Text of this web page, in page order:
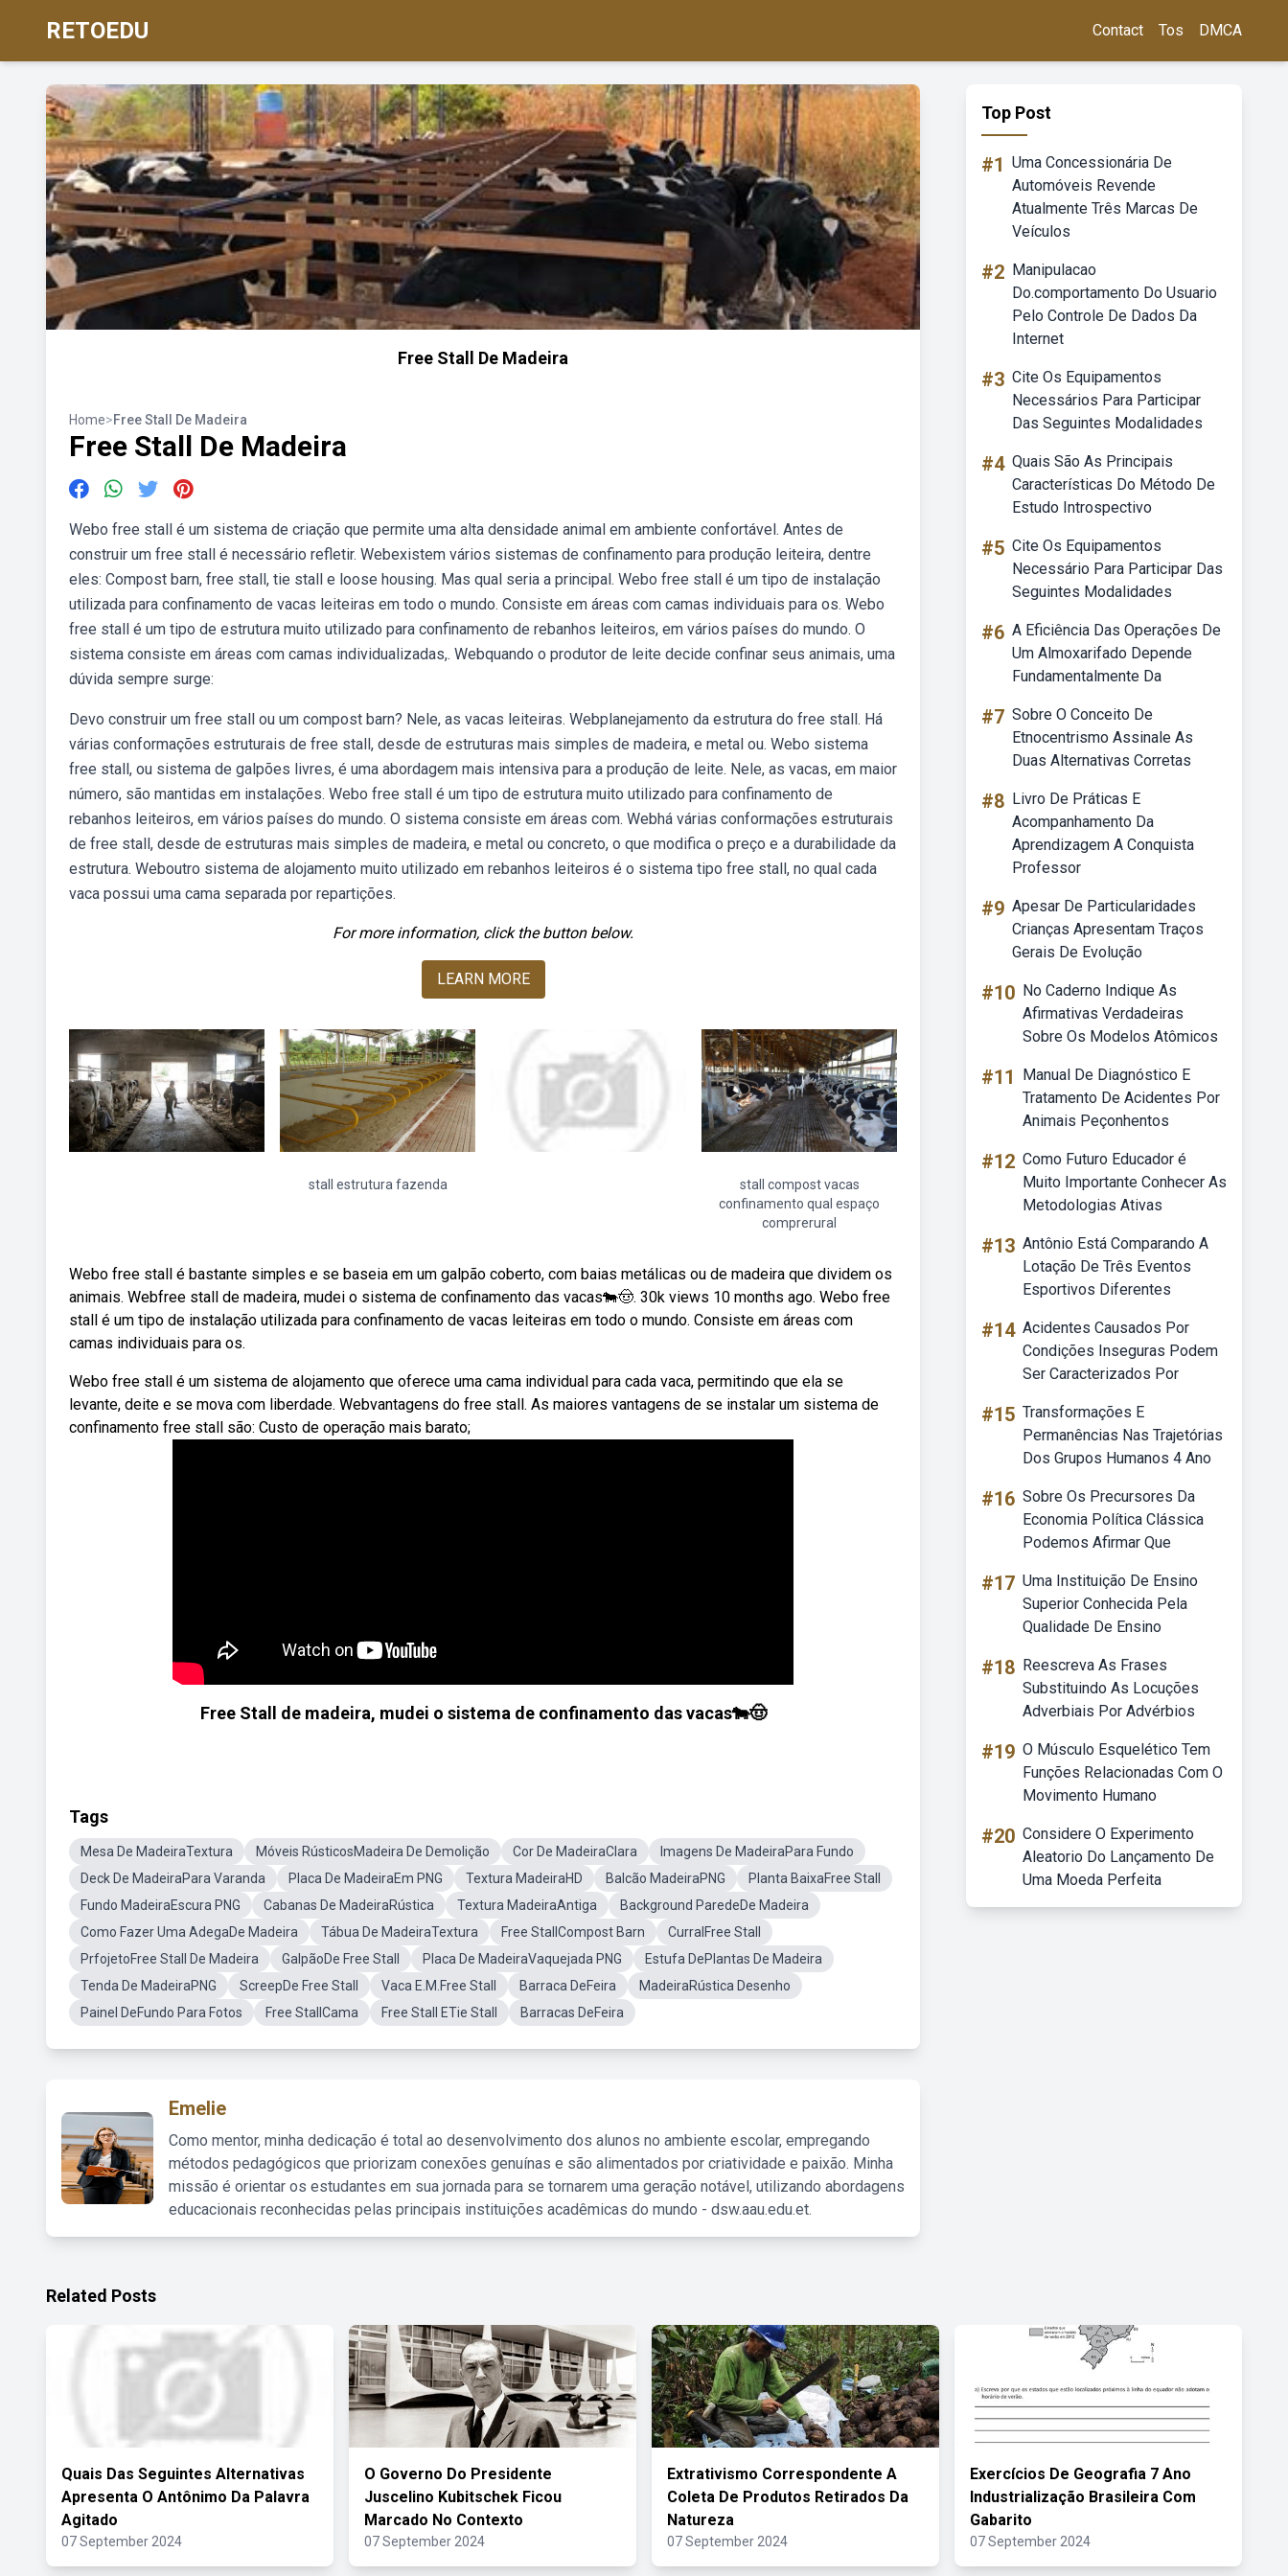
RETOEDU Contact Tos DMCA
Free Stall De Madeira
Home>Free Stall De Madeira
Free Stall De Madeira
Webo free stall é um sistema de criação que permite uma alta densidade animal em ambiente confortável. Antes de
construir um free stall é necessário refletir. Webexistem vários sistemas de confinamento para produção leiteira, dentre
eles: Compost barn, free stall, tie stall e loose housing. Mas qual seria a principal. Webo free stall é um tipo de instalação
utilizada para confinamento de vacas leiteiras em todo o mundo. Consiste em áreas com camas individuais para os. Webo
free stall é um tipo de estrutura muito utilizado para confinamento de rebanhos leiteiros, em vários países do mundo. O
sistema consiste em áreas com camas individualizadas,. Webquando o produtor de leite decide confinar seus animais, uma
dúvida sempre surge:
Devo construir um free stall ou um compost barn? Nele, as vacas leiteiras. Webplanejamento da estrutura do free stall. Há
várias conformações estruturais de free stall, desde de estruturas mais simples de madeira, e metal ou. Webo sistema
free stall, ou sistema de galpões livres, é uma abordagem mais intensiva para a produção de leite. Nele, as vacas, em maior
número, são mantidas em instalações. Webo free stall é um tipo de estrutura muito utilizado para confinamento de
rebanhos leiteiros, em vários países do mundo. O sistema consiste em áreas com. Webhá várias conformações estruturais
de free stall, desde de estruturas mais simples de madeira, e metal ou concreto, o que modifica o preço e a durabilidade da
estrutura. Weboutro sistema de alojamento muito utilizado em rebanhos leiteiros é o sistema tipo free stall, no qual cada
vaca possui uma cama separada por repartições.
For more information, click the button below.
LEARN MORE
stall estrutura fazenda
stall compost vacas
confinamento qual espaço
comprerural
Webo free stall é bastante simples e se baseia em um galpão coberto, com baias metálicas ou de madeira que dividem os
animais. Webfree stall de madeira, mudei o sistema de confinamento das vacas🐄🤠. 30k views 10 months ago. Webo free
stall é um tipo de instalação utilizada para confinamento de vacas leiteiras em todo o mundo. Consiste em áreas com
camas individuais para os.
Webo free stall é um sistema de alojamento que oferece uma cama individual para cada vaca, permitindo que ela se
levante, deite e se mova com liberdade. Webvantagens do free stall. As maiores vantagens de se instalar um sistema de
confinamento free stall são: Custo de operação mais barato;
Free Stall de madeira, mudei o sistema de confinamento das vacas🐄🤠
Tags
Mesa De MadeiraTextura Móveis RústicosMadeira De Demolição Cor De MadeiraClara
Imagens De MadeiraPara Fundo
Deck De MadeiraPara Varanda
Placa De MadeiraEm PNG Textura MadeiraHD Balcão MadeiraPNG
Planta BaixaFree Stall
Fundo MadeiraEscura PNG
Cabanas De MadeiraRústica Textura MadeiraAntiga
Background ParedeDe Madeira
Como Fazer Uma AdegaDe Madeira
Tábua De MadeiraTextura Free StallCompost Barn
CurralFree Stall
PrfojetoFree Stall De Madeira
GalpãoDe Free Stall Placa De MadeiraVaquejada PNG
Estufa DePlantas De Madeira
Tenda De MadeiraPNG
ScreepDe Free Stall Vaca E.M.Free Stall Barraca DeFeira
MadeiraRústica Desenho
Painel DeFundo Para Fotos
Free StallCama Free Stall ETie Stall Barracas DeFeira
Emelie
Como mentor, minha dedicação é total ao desenvolvimento dos alunos no ambiente escolar, empregando
métodos pedagógicos que priorizam conexões genuínas e são alimentados por criatividade e paixão. Minha
missão é orientar os estudantes em sua jornada para se tornarem uma geração notável, utilizando abordagens
educacionais reconhecidas pelas principais instituições acadêmicas do mundo - dsw.aau.edu.et.
Top Post
#1 Uma Concessionária De
Automóveis Revende
Atualmente Três Marcas De
Veículos
#2 Manipulacao
Do.comportamento Do Usuario
Pelo Controle De Dados Da
Internet
#3 Cite Os Equipamentos
Necessários Para Participar
Das Seguintes Modalidades
#4 Quais São As Principais
Características Do Método De
Estudo Introspectivo
#5 Cite Os Equipamentos
Necessário Para Participar Das
Seguintes Modalidades
#6 A Eficiência Das Operações De
Um Almoxarifado Depende
Fundamentalmente Da
#7 Sobre O Conceito De
Etnocentrismo Assinale As
Duas Alternativas Corretas
#8 Livro De Práticas E
Acompanhamento Da
Aprendizagem A Conquista
Professor
#9 Apesar De Particularidades
Crianças Apresentam Traços
Gerais De Evolução
#10 No Caderno Indique As
Afirmativas Verdadeiras
Sobre Os Modelos Atômicos
#11
Manual De Diagnóstico E
Tratamento De Acidentes Por
Animais Peçonhentos
#12 Como Futuro Educador é
Muito Importante Conhecer As
Metodologias Ativas
#13 Antônio Está Comparando A
Lotação De Três Eventos
Esportivos Diferentes
#14 Acidentes Causados Por
Condições Inseguras Podem
Ser Caracterizados Por
#15 Transformações E
Permanências Nas Trajetórias
Dos Grupos Humanos 4 Ano
#16 Sobre Os Precursores Da
Economia Política Clássica
Podemos Afirmar Que
#17 Uma Instituição De Ensino
Superior Conhecida Pela
Qualidade De Ensino
#18 Reescreva As Frases
Substituindo As Locuções
Adverbiais Por Advérbios
#19 O Músculo Esquelético Tem
Funções Relacionadas Com O
Movimento Humano
#20 Considere O Experimento
Aleatorio Do Lançamento De
Uma Moeda Perfeita
Related Posts
Quais Das Seguintes Alternativas
Apresenta O Antônimo Da Palavra
Agitado
07 September 2024
O Governo Do Presidente
Juscelino Kubitschek Ficou
Marcado No Contexto
07 September 2024
Extrativismo Correspondente A
Coleta De Produtos Retirados Da
Natureza
07 September 2024
Exercícios De Geografia 7 Ano
Industrialização Brasileira Com
Gabarito
07 September 2024